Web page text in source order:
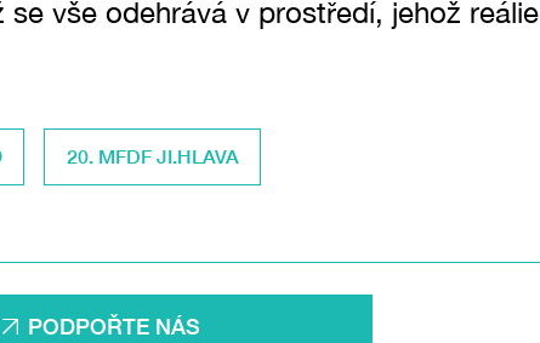
vše odehrává v prostředí, jehož
20. MFDF JI.HLAVA
PODPOŘTE NÁS